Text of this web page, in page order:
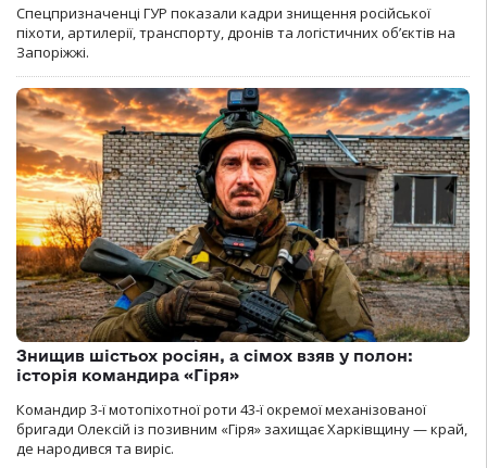
Спецпризначенці ГУР показали кадри знищення російської
піхоти, артилерії, транспорту, дронів та логістичних об’єктів на
Запоріжжі.
Знищив шістьох росіян, а сімох взяв у полон:
історія командира «Гіря»
Командир 3-ї мотопіхотної роти 43-ї окремої механізованої
бригади Олексій із позивним «Гіря» захищає Харківщину — край,
де народився та виріс.